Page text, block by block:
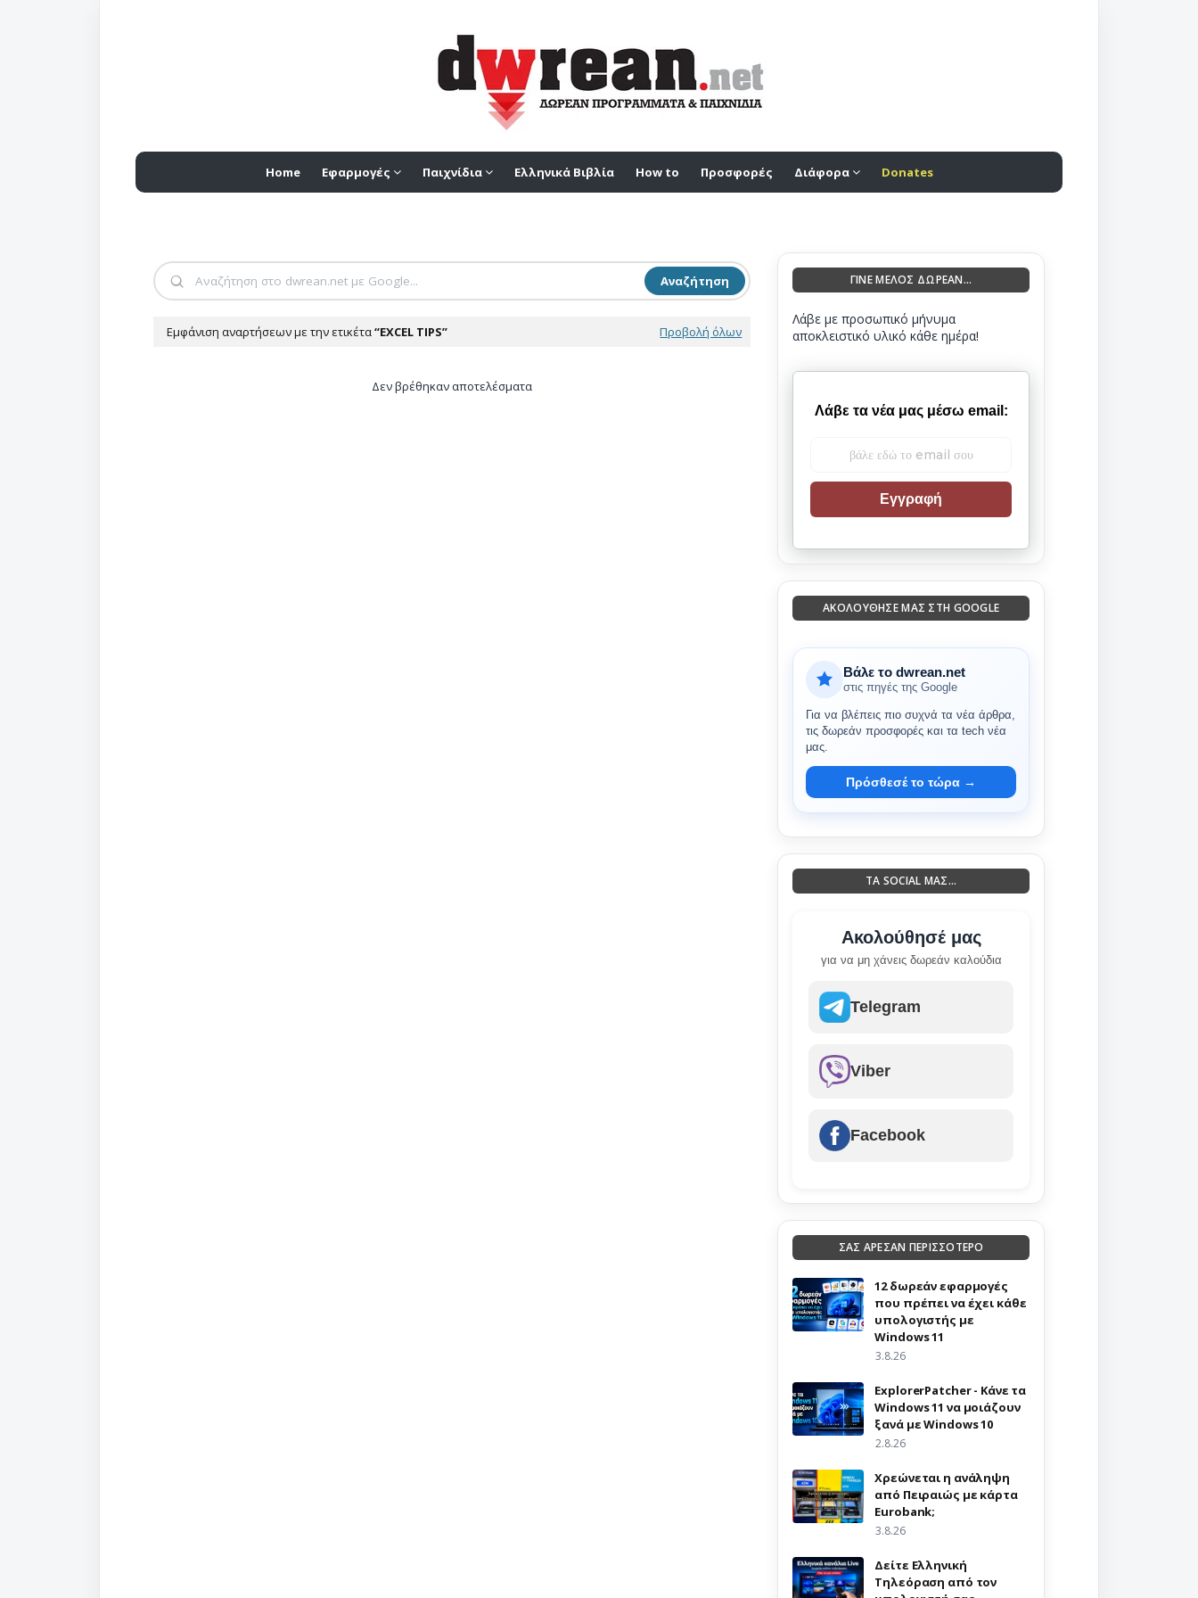
Home Εφαρμογές Παιχνίδια Ελληνικά Βιβλία How to Προσφορές Διάφορα Donates
Αναζήτηση
Εμφάνιση αναρτήσεων με την ετικέτα EXCEL TIPS Προβολή όλων
Δεν βρέθηκαν αποτελέσματα
ΓΙΝΕ ΜΕΛΟΣ ΔΩΡΕΑΝ...
Λάβε με προσωπικό μήνυμα
αποκλειστικό υλικό κάθε ημέρα!
Λάβε τα νέα μας μέσω email:
Εγγραφή
ΑΚΟΛΟΎΘΗΣΈ ΜΑΣ ΣΤΗ GOOGLE
Βάλε το dwrean.net
στις πηγές της Google
Για να βλέπεις πιο συχνά τα νέα άρθρα,
τις δωρεάν προσφορές και τα tech νέα
μας.
Πρόσθεσέ το τώρα →
ΤΑ SOCIAL ΜΑΣ...
Ακολούθησέ μας
για να μη χάνεις δωρεάν καλούδια
Telegram
Viber
Facebook
ΣΑΣ ΑΡΕΣΑΝ ΠΕΡΙΣΣΟΤΕΡΟ
12 δωρεάν εφαρμογές
που πρέπει να έχει κάθε
υπολογιστής με
Windows 11
3.8.26
ExplorerPatcher - Κάνε τα
Windows 11 να μοιάζουν
ξανά με Windows 10
2.8.26
Χρεώνεται η ανάληψη
από Πειραιώς με κάρτα
Eurobank;
3.8.26
Δείτε Ελληνική
Τηλεόραση από τον